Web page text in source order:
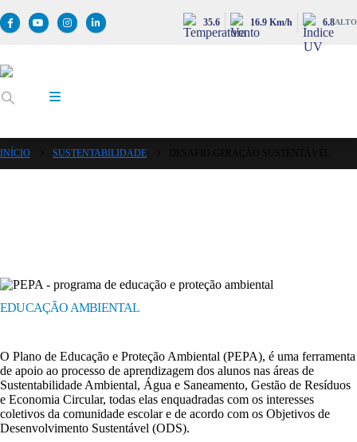
35.6 16.9 Km/h 6.8ALTO
INÍCIO SUSTENTABILIDADE
EDUCAÇÃO AMBIENTAL
O Plano de Educação e Proteção Ambiental (PEPA), é uma ferramenta
de apoio ao processo de aprendizagem dos alunos nas áreas de
Sustentabilidade Ambiental, Água e Saneamento, Gestão de Resíduos
e Economia Circular, todas elas enquadradas com os interesses
coletivos da comunidade escolar e de acordo com os Objetivos de
Desenvolvimento Sustentável (ODS).